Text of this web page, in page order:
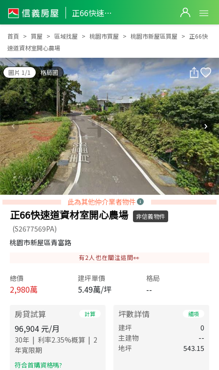
正66快速道資材室開心農場
正66快速道資材室開心農場
首頁 買屋 區域找屋 桃園市買屋 桃園市新屋區買屋
正66快
速道資材室開心農場
圖片 1/1 格局圖
此為其他仲介業者物件
正66快速道資材室開心農場 非信義物件
(S2677569PA)
桃園市新屋區青富路
有2 人也在關注這間👀
總價
2,980萬
建坪單價
5.49萬/坪
格局
--
房貸試算 計算
96,904 元/月
30年 | 利率2.35%概算 | 2
年寬限期
​符合首購資格嗎?
坪數詳情 細項
建坪
0
主建物
--
地坪
543.15